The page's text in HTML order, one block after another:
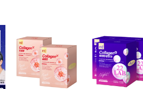
，請瀏覽以下網址：
徵得法定代理人或監護人之同意方可使用
經同意申辦者引起之損失，本公司不負相關責
」時，將依據個別帳號之用戶狀況，依本公司即
；若仍有額度不足之情形，本公司將視審查結果
或使用他人資訊註冊。若發現惡意使用之情形，
含以上)免運費
含以上)免運費